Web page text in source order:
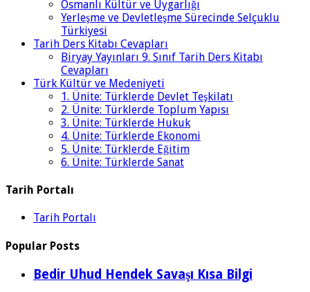
Osmanlı Kültür ve Uygarlığı
Yerleşme ve Devletleşme Sürecinde Selçuklu
Türkiyesi
Tarih Ders Kitabı Cevapları
Biryay Yayınları 9. Sınıf Tarih Ders Kitabı
Cevapları
Türk Kültür ve Medeniyeti
1. Ünite: Türklerde Devlet Teşkilatı
2. Ünite: Türklerde Toplum Yapısı
3. Ünite: Türklerde Hukuk
4. Ünite: Türklerde Ekonomi
5. Ünite: Türklerde Eğitim
6. Ünite: Türklerde Sanat
Tarih Portalı
Tarih Portalı
Popular Posts
Bedir Uhud Hendek Savaşı Kısa Bilgi